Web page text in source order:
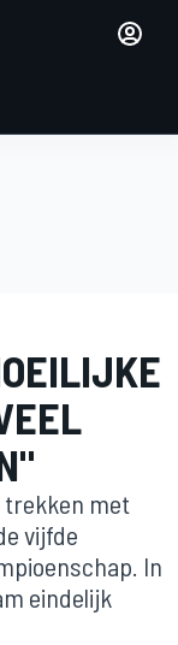
trekken met
vijfde
In
eindelijk